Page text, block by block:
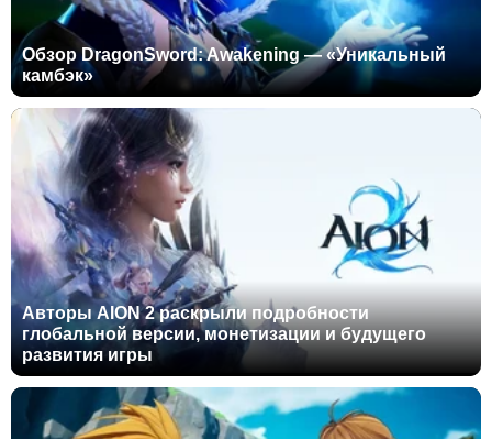
Обзор DragonSword: Awakening — «Уникальный
камбэк»
Авторы AION 2 раскрыли подробности
глобальной версии, монетизации и будущего
развития игры